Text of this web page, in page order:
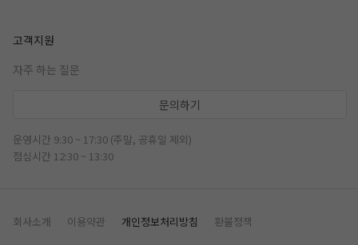
고객지원
자주 하는 질문
문의하기
운영시간 9:30 ~ 17:30 (주말, 공휴일 제외)
점심시간 12:30 ~ 13:30
회사소개 이용약관 개인정보처리방침
환불정책